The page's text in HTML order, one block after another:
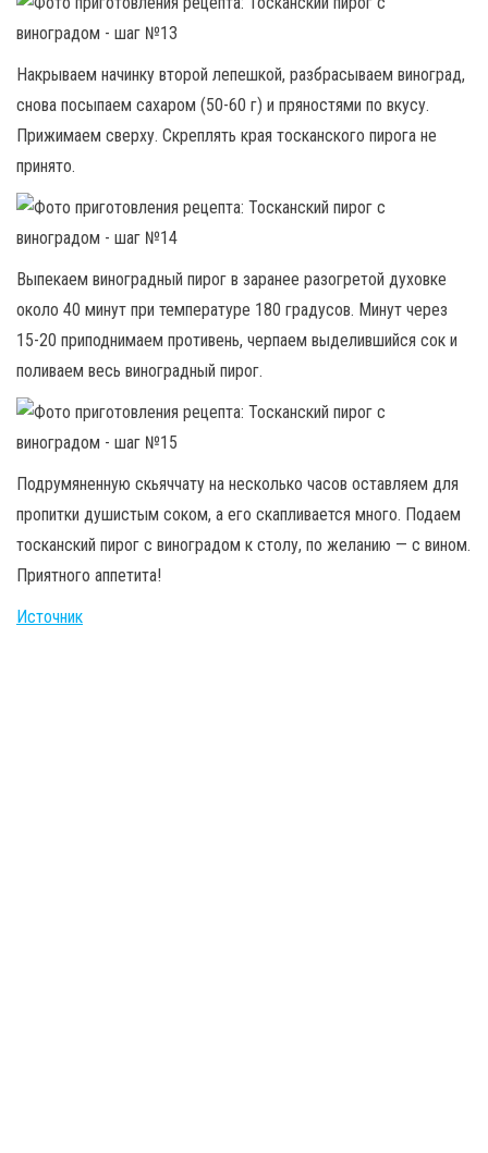
Накрываем начинку второй лепешкой, разбрасываем виноград,
снова посыпаем сахаром (50-60 г) и пряностями по вкусу.
Прижимаем сверху. Скреплять края тосканского пирога не
принято.
Выпекаем виноградный пирог в заранее разогретой духовке
около 40 минут при температуре 180 градусов. Минут через
15-20 приподнимаем противень, черпаем выделившийся сок и
поливаем весь виноградный пирог.
Подрумяненную скьяччату на несколько часов оставляем для
пропитки душистым соком, а его скапливается много. Подаем
тосканский пирог с виноградом к столу, по желанию — с вином.
Приятного аппетита!
Источник